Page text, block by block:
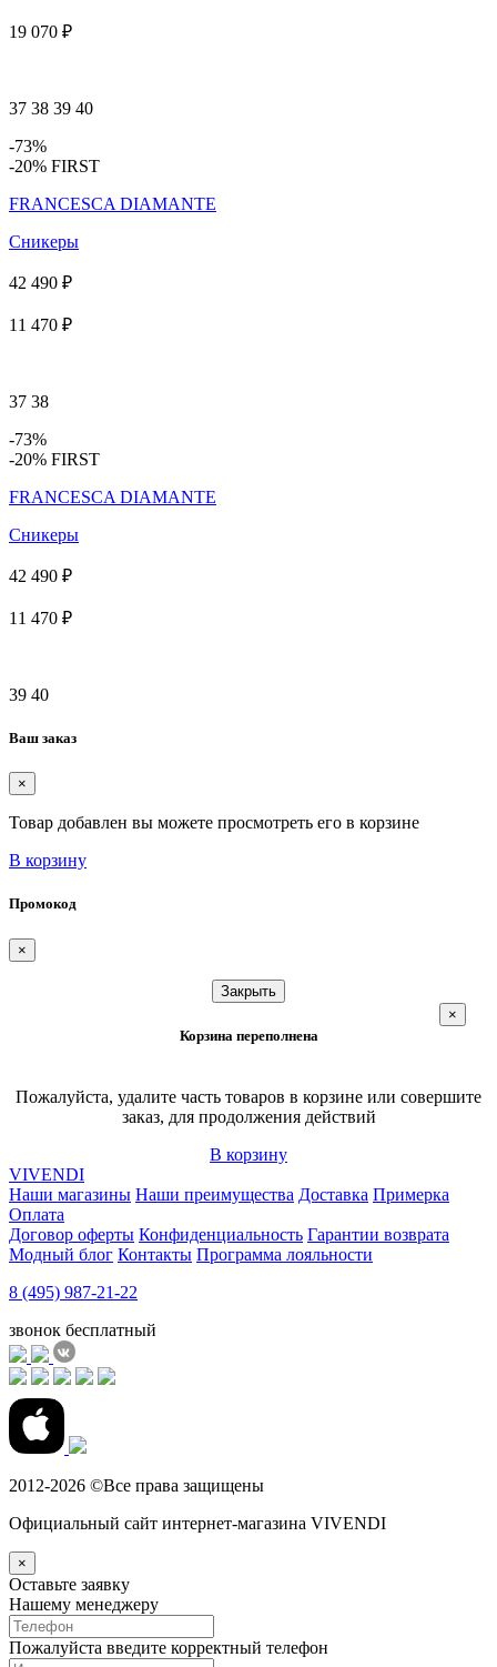
19 070 ₽
37 38 39 40
-73%
-20% FIRST
FRANCESCA DIAMANTE
Сникеры
42 490 ₽
11 470 ₽
37 38
-73%
-20% FIRST
FRANCESCA DIAMANTE
Сникеры
42 490 ₽
11 470 ₽
39 40
Ваш заказ
×
Товар добавлен вы можете просмотреть его в корзине
В корзину
Промокод
×
Закрыть
Корзина переполнена
×
Пожалуйста, удалите часть товаров в корзине или совершите
заказ, для продолжения действий
В корзину
VIVENDI
Наши магазины Наши преимущества Доставка Примерка
Оплата
Договор оферты Конфиденциальность Гарантии возврата
Модный блог Контакты Программа лояльности
8 (495) 987-21-22
звонок бесплатный
2012-2026 ©Все права защищены
Официальный сайт интернет-магазина VIVENDI
×
Оставьте заявку
Нашему менеджеру
Пожалуйста введите корректный телефон